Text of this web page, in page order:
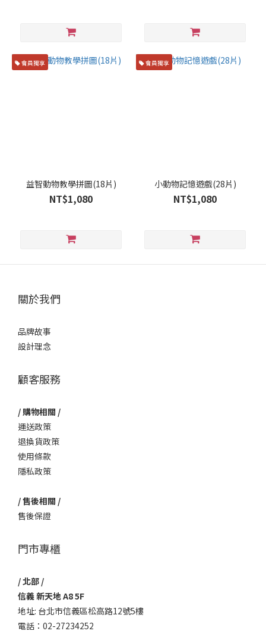
會員獨享
益智動物教學拼圖(18片)
NT$1,080
會員獨享
小動物記憶遊戲(28片)
NT$1,080
關於我們
品牌故事
設計理念
顧客服務
/ 購物相關 /
運送政策
退換貨政策
使用條款
隱私政策
/ 售後相關 /
售後保證
門市專櫃
/ 北部 /
信義 新天地 A8 5F
地址: 台北市信義區松高路12號5樓
電話：02-27234252